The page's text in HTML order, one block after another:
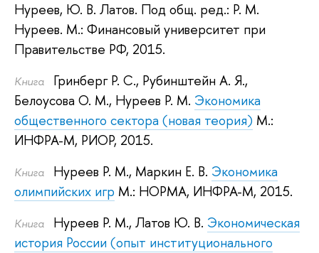
Нуреев, Ю. В. Латов. Под общ. ред.: Р. М.
Нуреев. М.: Финансовый университет при
Правительстве РФ, 2015.
Книга Гринберг Р. С., Рубинштейн А. Я.,
Белоусова О. М., Нуреев Р. М. Экономика
общественного сектора (новая теория) М.:
ИНФРА-М, РИОР, 2015.
Книга Нуреев Р. М., Маркин Е. В. Экономика
олимпийских игр М.: НОРМА, ИНФРА-М, 2015.
Книга Нуреев Р. М., Латов Ю. В. Экономическая
история России (опыт институционального